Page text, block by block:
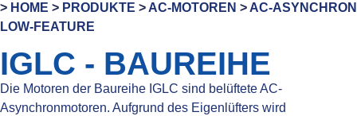
> HOME > PRODUKTE > AC-MOTOREN > AC-ASYNCHRON
LOW-FEATURE
IGLC - BAUREIHE
Die Motoren der Baureihe IGLC sind belüftete AC-
Asynchronmotoren. Aufgrund des Eigenlüfters wird